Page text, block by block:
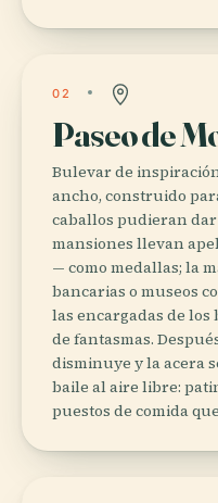
02
Paseo de
Bulevar de
ancho, construido
caballos pudieran
mansiones llevan
— como medallas; la
bancarias o museos
las encargadas de
de fantasmas.
disminuye y la acera
baile al aire libre:
puestos de comida